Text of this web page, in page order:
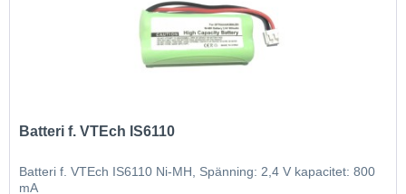
Batteri f. VTEch IS6110
Batteri f. VTEch IS6110 Ni-MH, Spänning: 2,4 V kapacitet: 800
mA